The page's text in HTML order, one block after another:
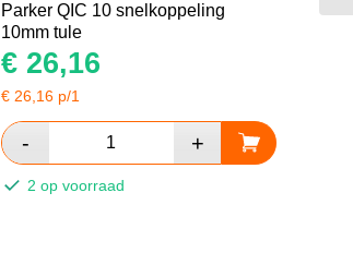
Parker QIC 10 snelkoppeling
10mm tule
€26,16
€ 26,16p/1
2 op voorraad